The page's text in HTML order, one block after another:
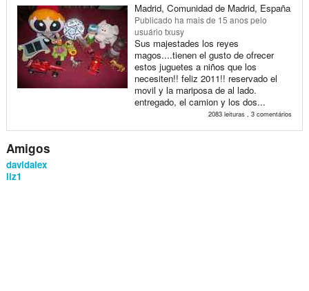
Madrid, Comunidad de Madrid, España
Publicado ha mais de 15 anospelo
usuário txusy
Sus majestades los reyes
magos....tienen el gusto de ofrecer
estos juguetes a niños que los
necesiten!! feliz 2011!! reservado el
movil y la mariposa de al lado.
entregado, el camion y los dos...
2083 leituras , 3 comentários
Amigos
davidalex
liz1